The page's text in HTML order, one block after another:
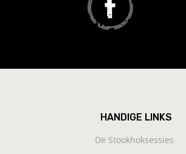
HANDIGE LINKS
De Stookhoksessies